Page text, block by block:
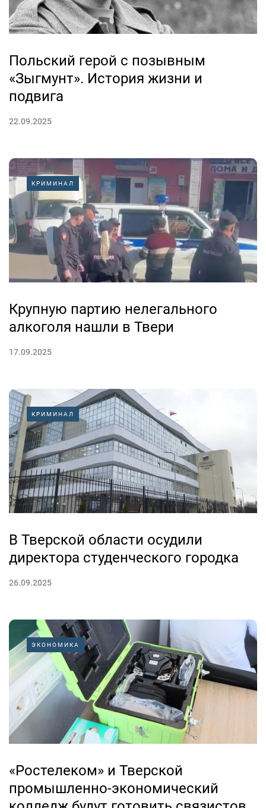
Польский герой с позывным
«Зыгмунт». История жизни и
подвига
22.09.2025
КРИМИНАЛ
Крупную партию нелегального
алкоголя нашли в Твери
17.09.2025
КРИМИНАЛ
В Тверской области осудили
директора студенческого городка
26.09.2025
ЭКОНОМИКА
«Ростелеком» и Тверской
промышленно-экономический